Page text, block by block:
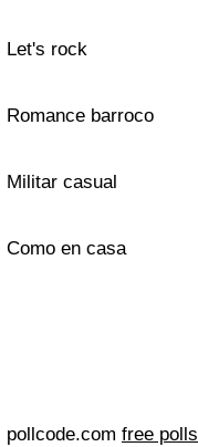
Let's rock
Romance barroco
Militar casual
Como en casa
pollcode.com free polls